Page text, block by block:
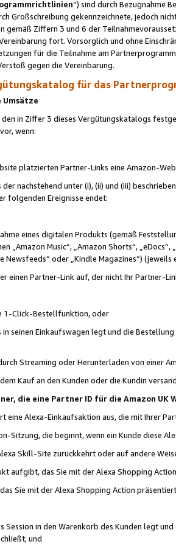
“) sind durch Bezugnahme
Großschreibung gekennzeichnete, jedoch
gemäß Ziffern 3 und 6 der
fort. Vorsorglich und ohne
für die Teilnahme am
gegen die Vereinbarung.
für das
den in Ziffer 3 dieses Vergütungskatalogs
wenn:
platzierten Partner-Links eine Amazon-
nachstehend unter (i), (ii) und (iii)
folgenden Ereignisse endet:
eines digitalen Produkts (gemäß
Music“, „Amazon Shorts“, „eDocs“,
Newsfeeds“ oder „Kindle Magazines“) (jeweils
Partner-Link auf, der nicht Ihr Partner-
1-Click-Bestellfunktion, oder
seinen Einkaufswagen legt und die
Streaming oder Herunterladen von einer
Kauf an den Kunden oder die Kundin
die eine Partner ID für die Amazon UK
Alexa-Einkaufsaktion aus, die mit Ihrer
Sitzung, die beginnt, wenn ein Kunde diese
Skill-Site zurückkehrt oder auf andere
aufgibt, das Sie mit der Alexa Shopping Action
Sie mit der Alexa Shopping Action
in den Warenkorb des Kunden legt
und